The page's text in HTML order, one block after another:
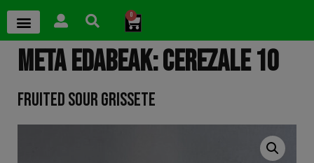
0
META EDABEAK: CEREZALE 10
FRUITED SOUR GRISSETE